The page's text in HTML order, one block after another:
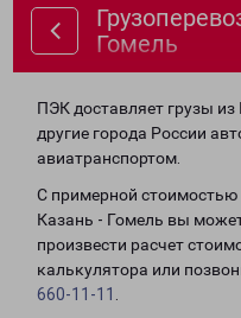
Гомель
ПЭК доставляет грузы
другие города России
авиатранспортом.
С примерной
Казань - Гомель вы
произвести расчет
калькулятора или
660-11-11